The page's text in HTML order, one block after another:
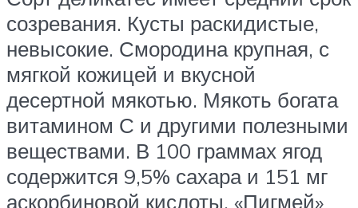
созревания. Кусты раскидистые,
невысокие. Смородина крупная, с
мягкой кожицей и вкусной
десертной мякотью. Мякоть богата
витамином С и другими полезными
веществами. В 100 граммах ягод
содержится 9,5% сахара и 151 мг
аскорбиновой кислоты. «Пигмей»